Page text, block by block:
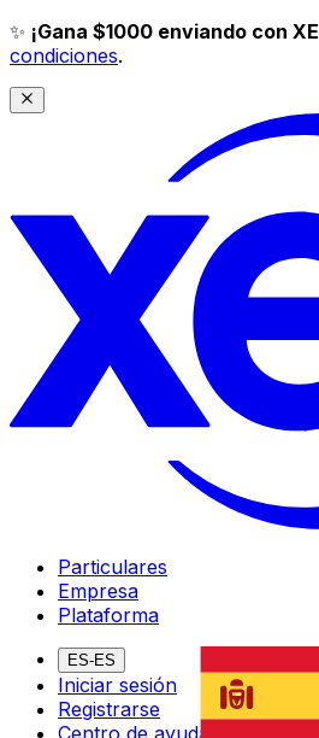
✨ ¡Gana $1000 enviando con
condiciones.
Particulares
Empresa
Plataforma
ES-ES
Iniciar sesión
Registrarse